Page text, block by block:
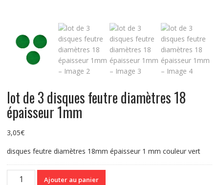
lot de 3 disques feutre diamètres 18
épaisseur 1mm
3,05€
disques feutre diamètres 18mm épaisseur 1 mm couleur vert
quantité
Ajouter au panier